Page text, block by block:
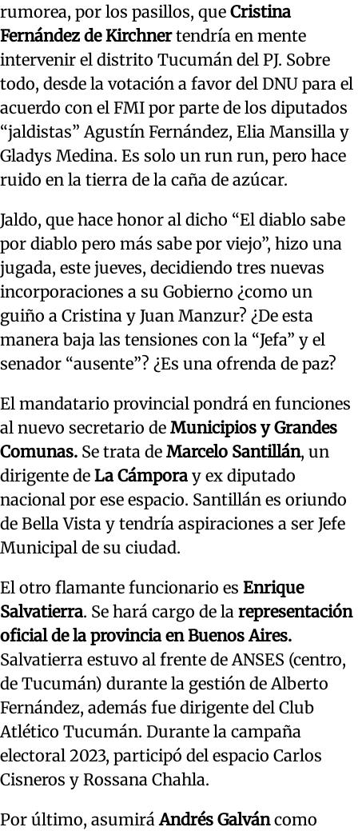
rumorea, por los pasillos, que Cristina
Fernández de Kirchnertendría en mente
intervenir el distrito Tucumán del PJ. Sobre
todo, desde la votación a favor del DNU para el
acuerdo con el FMI por parte de los diputados
“jaldistas” Agustín Fernández, Elia Mansilla y
Gladys Medina. Es solo un run run, pero hace
ruido en la tierra de la caña de azúcar.
Jaldo, que hace honor al dicho “El diablo sabe
por diablo pero más sabe por viejo”, hizo una
jugada, este jueves, decidiendo tres nuevas
incorporaciones a su Gobierno ¿como un
guiño a Cristina y Juan Manzur? ¿De esta
manera baja las tensiones con la “Jefa” y el
senador “ausente”? ¿Es una ofrenda de paz?
El mandatario provincial pondrá en funciones
al nuevo secretario de Municipios y Grandes
Comunas. Se trata de Marcelo Santillán, un
dirigente de La Cámpora y ex diputado
nacional por ese espacio. Santillán es oriundo
de Bella Vista y tendría aspiraciones a ser Jefe
Municipal de su ciudad.
El otro flamante funcionario es Enrique
Salvatierra. Se hará cargo de la representación
oficial de la provincia en Buenos Aires.
Salvatierra estuvo al frente de ANSES (centro,
de Tucumán) durante la gestión de Alberto
Fernández, además fue dirigente del Club
Atlético Tucumán. Durante la campaña
electoral 2023, participó del espacio Carlos
Cisneros y Rossana Chahla.
Por último, asumiráAndrés Galváncomo